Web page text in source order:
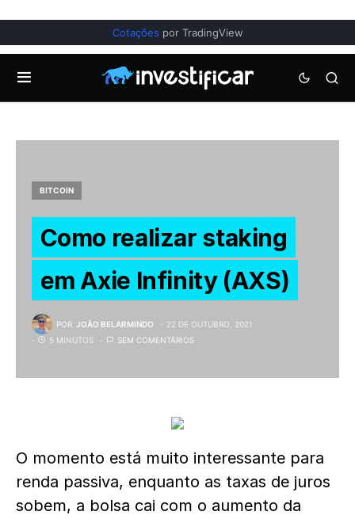
Cotações por TradingView
BITCOIN
Como realizar staking
em Axie Infinity (AXS)
POR JOÃO BELARMINDO
22 DE OUTUBRO, 2021
5 MINUTOS
SEM COMENTÁRIOS
O momento está muito interessante para
renda passiva, enquanto as taxas de juros
sobem, a bolsa cai com o aumento da